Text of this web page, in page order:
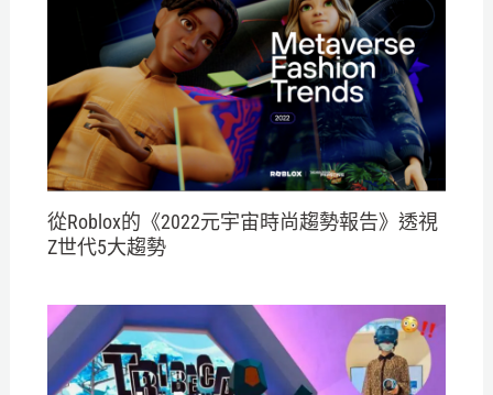
從Roblox的《2022元宇宙時尚趨勢報告》透視
Z世代5大趨勢